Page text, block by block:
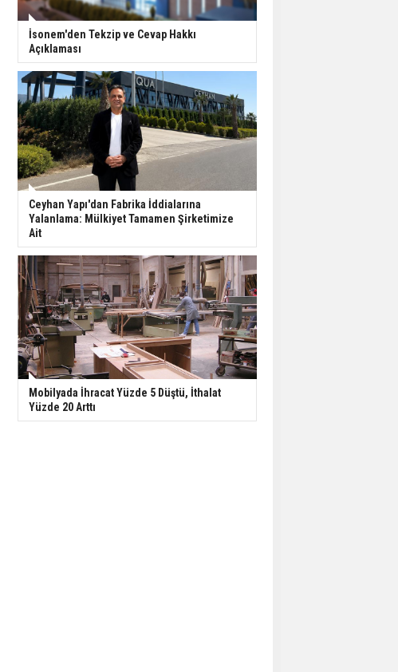
İsonem'den Tekzip ve Cevap Hakkı
Açıklaması
Ceyhan Yapı'dan Fabrika İddialarına
Yalanlama: Mülkiyet Tamamen Şirketimize
Ait
Mobilyada İhracat Yüzde 5 Düştü, İthalat
Yüzde 20 Arttı